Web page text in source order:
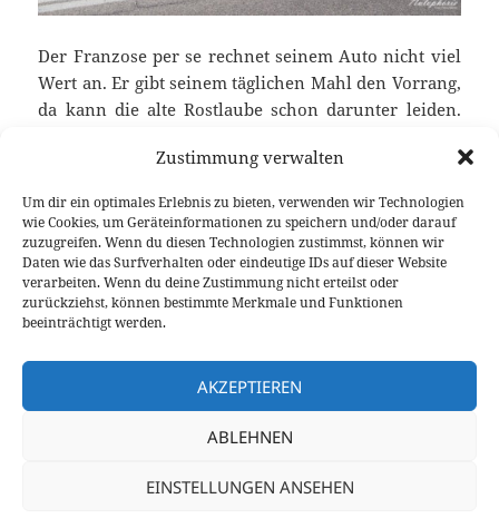
Zustimmung verwalten
Um dir ein optimales Erlebnis zu bieten, verwenden wir Technologien
wie Cookies, um Geräteinformationen zu speichern und/oder darauf
zuzugreifen. Wenn du diesen Technologien zustimmst, können wir
Daten wie das Surfverhalten oder eindeutige IDs auf dieser Website
verarbeiten. Wenn du deine Zustimmung nicht erteilst oder
zurückziehst, können bestimmte Merkmale und Funktionen
beeinträchtigt werden.
AKZEPTIEREN
ABLEHNEN
EINSTELLUNGEN ANSEHEN
Der Franzose per se rechnet seinem Auto nicht viel
Wert an. Er gibt seinem täglichen Mahl den Vorrang,
da kann die alte Rostlaube schon darunter leiden.
Lamborghinis, Bentleys, weitere Italiener und auch
taktvollen, aber eindrucksvollen Auftritt hinzulegen
braucht es schon etwas, das völlig aus der Reihe
tanzt. Er singt zwar nicht sein Lied „mein kleiner
grüner Kaktus“, doch er piekst die feine
französische Küstenregion mit seinem eher
Citroen C4 Cactus meets Cannes
1 Kommentar